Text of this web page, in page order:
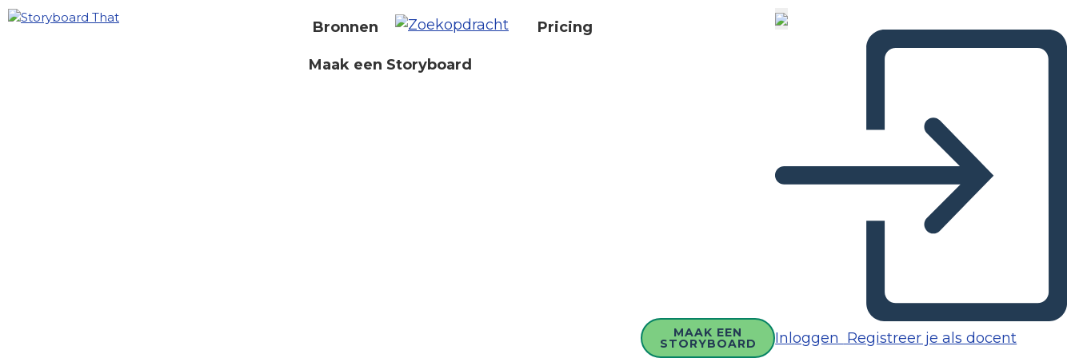
Bronnen Pricing
Maak een Storyboard
MAAK EEN
STORYBOARD Inloggen Registreer je als docent